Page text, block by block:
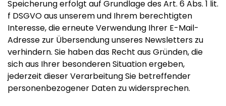
Speicherung erfolgt auf Grundlage des Art. 6 Abs. 1 lit.
f DSGVO aus unserem und Ihrem berechtigten
Interesse, die erneute Verwendung Ihrer E-Mail-
Adresse zur Übersendung unseres Newsletters zu
verhindern. Sie haben das Recht aus Gründen, die
sich aus Ihrer besonderen Situation ergeben,
jederzeit dieser Verarbeitung Sie betreffender
personenbezogener Daten zu widersprechen.